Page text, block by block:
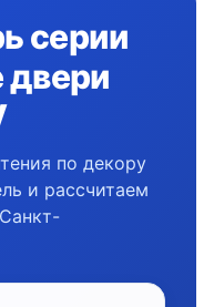
серии
по декору
и рассчитаем